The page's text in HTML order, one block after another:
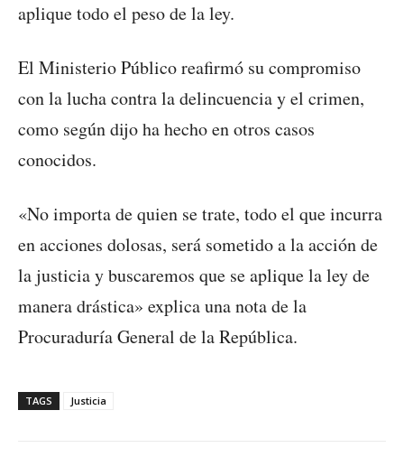
aplique todo el peso de la ley.
El Ministerio Público reafirmó su compromiso
con la lucha contra la delincuencia y el crimen,
como según dijo ha hecho en otros casos
conocidos.
«No importa de quien se trate, todo el que incurra
en acciones dolosas, será sometido a la acción de
la justicia y buscaremos que se aplique la ley de
manera drástica» explica una nota de la
Procuraduría General de la República.
TAGS Justicia